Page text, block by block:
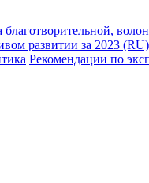
развитии за 2023 (RU)
Рекомендации по